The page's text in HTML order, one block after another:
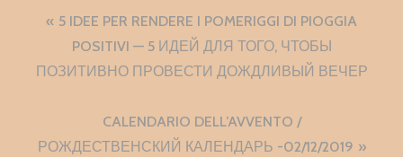
Navigazione
articoli
5 IDEE PER RENDERE I POMERIGGI DI PIOGGIA
POSITIVI — 5 ИДЕЙ ДЛЯ ТОГО, ЧТОБЫ
ПОЗИТИВНО ПРОВЕСТИ ДОЖДЛИВЫЙ ВЕЧЕР
CALENDARIO DELL’AVVENTO /
РОЖДЕСТВЕНСКИЙ КАЛЕНДАРЬ -02/12/2019